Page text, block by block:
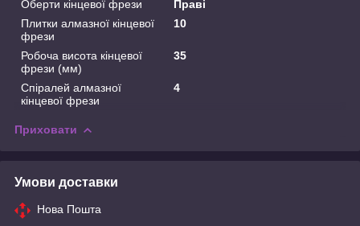
Оберти кінцевої фрези
Праві
Плитки алмазної кінцевої
фрези
10
Робоча висота кінцевої
фрези (мм)
35
Спіралей алмазної
кінцевої фрези
4
Приховати
Умови доставки
Нова Пошта